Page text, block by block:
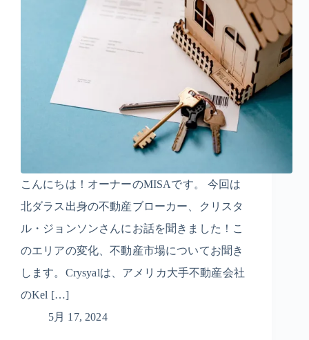
こんにちは！オーナーのMISAです。 今回は
北ダラス出身の不動産ブローカー、クリスタ
ル・ジョンソンさんにお話を聞きました！こ
のエリアの変化、不動産市場についてお聞き
します。Crysyalは、アメリカ大手不動産会社
のKel […]
5月 17, 2024